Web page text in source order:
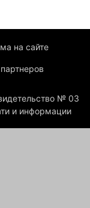
на сайте
№ 03
и информации